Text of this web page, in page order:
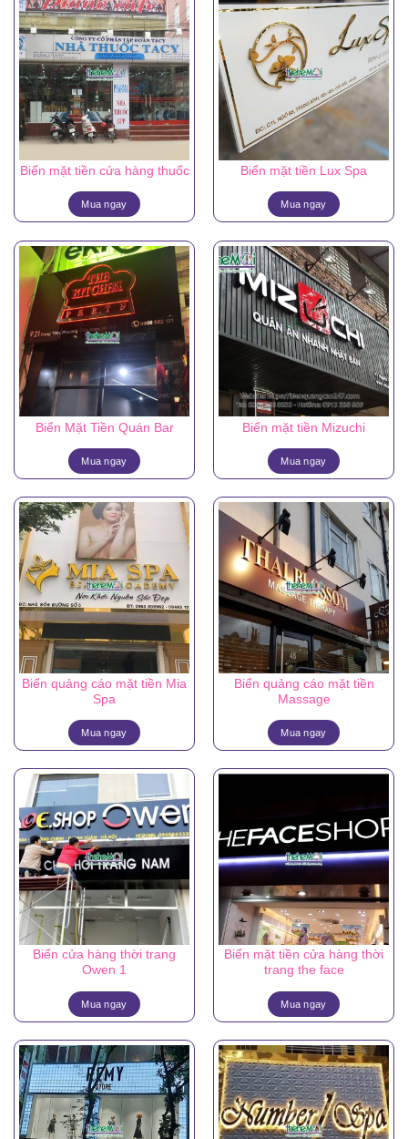
Biển mặt tiền cửa hàng thuốc
Mua ngay
Biển mặt tiền Lux Spa
Mua ngay
Biển Mặt Tiền Quán Bar
Mua ngay
Biển mặt tiền Mizuchi
Mua ngay
Biển quảng cáo mặt tiền Mia
Spa
Mua ngay
Biển quảng cáo mặt tiền
Massage
Mua ngay
Biển cửa hàng thời trang
Owen 1
Mua ngay
Biển mặt tiền cửa hàng thời
trang the face
Mua ngay